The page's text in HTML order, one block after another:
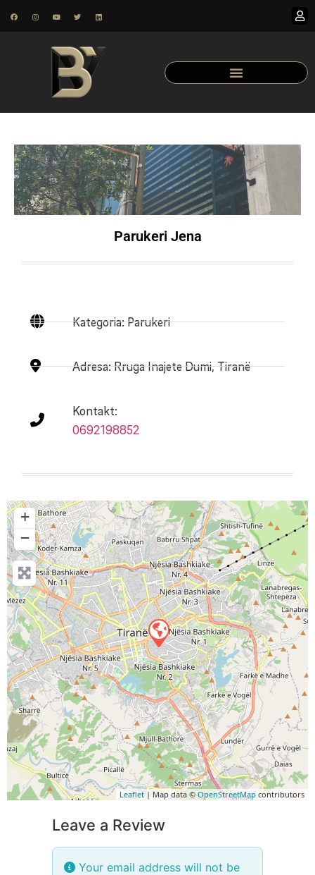
Parukeri Jena
Kategoria: Parukeri
Adresa:Rruga Inajete Dumi, Tiranë
Kontakt:
0692198852
+
−
Leaflet| Map data © OpenStreetMapcontributors
Leave a Review
Your email address will not be